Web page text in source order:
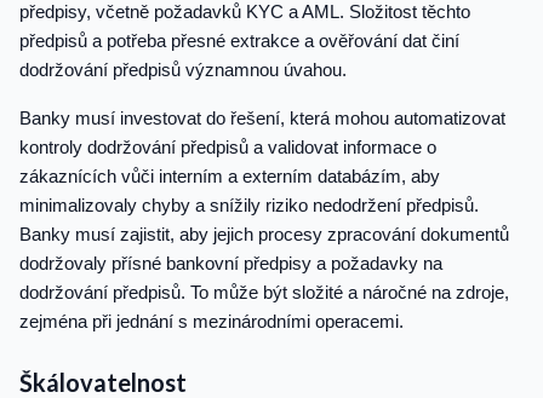
předpisy, včetně požadavků KYC a AML. Složitost těchto
předpisů a potřeba přesné extrakce a ověřování dat činí
dodržování předpisů významnou úvahou.
Banky musí investovat do řešení, která mohou automatizovat
kontroly dodržování předpisů a validovat informace o
zákaznících vůči interním a externím databázím, aby
minimalizovaly chyby a snížily riziko nedodržení předpisů.
Banky musí zajistit, aby jejich procesy zpracování dokumentů
dodržovaly přísné bankovní předpisy a požadavky na
dodržování předpisů. To může být složité a náročné na zdroje,
zejména při jednání s mezinárodními operacemi.
Škálovatelnost